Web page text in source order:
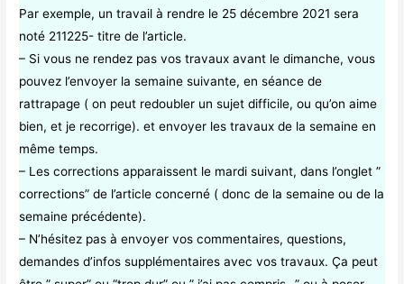
Par exemple, un travail à rendre le 25 décembre 2021 sera
noté 211225- titre de l’article.
– Si vous ne rendez pas vos travaux avant le dimanche, vous
pouvez l’envoyer la semaine suivante, en séance de
rattrapage ( on peut redoubler un sujet difficile, ou qu’on aime
bien, et je recorrige). et envoyer les travaux de la semaine en
même temps.
– Les corrections apparaissent le mardi suivant, dans l’onglet ”
corrections” de l’article concerné ( donc de la semaine ou de la
semaine précédente).
– N’hésitez pas à envoyer vos commentaires, questions,
demandes d’infos supplémentaires avec vos travaux. Ça peut